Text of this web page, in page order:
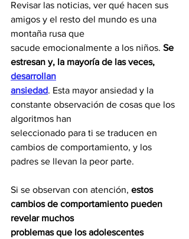
Revisar las noticias, ver qué hacen sus
amigos y el resto del mundo es una
montaña rusa que
sacude emocionalmente a los niños. Se
estresan y, la mayoría de las veces,
desarrollan
ansiedad. Esta mayor ansiedad y la
constante observación de cosas que los
algoritmos han
seleccionado para ti se traducen en
cambios de comportamiento, y los
padres se llevan la peor parte.
Si se observan con atención, estos
cambios de comportamiento pueden
revelar muchos
problemas que los adolescentes